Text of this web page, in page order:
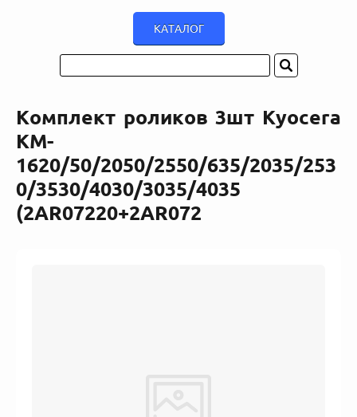
Комплект роликов 3шт Kyocera
KM-
1620/50/2050/2550/635/2035/253
0/3530/4030/3035/4035
(2AR07220+2AR072